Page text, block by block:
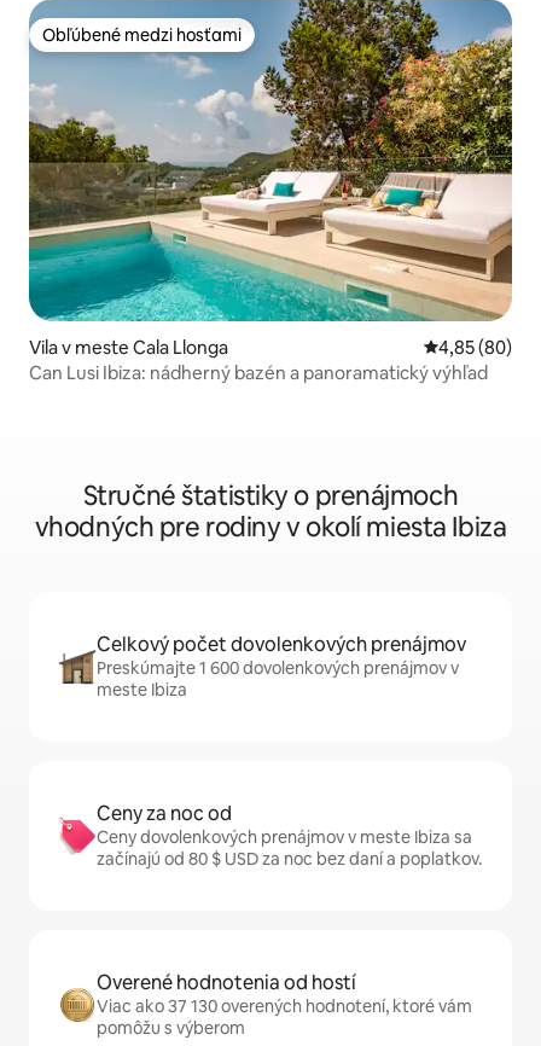
Obľúbené medzi hosťami
Obľúbené medzi hosťami
Vila v meste Cala Llonga Priemerné
4,85 (80)
Can Lusi Ibiza: nádherný bazén a panoramatický výhľad
Stručné štatistiky o prenájmoch
vhodných pre rodiny v okolí miesta Ibiza
Celkový počet dovolenkových prenájmov
Preskúmajte 1 600 dovolenkových prenájmov v
meste Ibiza
Ceny za noc od
Ceny dovolenkových prenájmov v meste Ibiza sa
začínajú od 80 $ USD za noc bez daní a poplatkov.
Overené hodnotenia od hostí
Viac ako 37 130 overených hodnotení, ktoré vám
pomôžu s výberom